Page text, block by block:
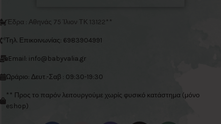
Έδρα : Αθηνάς 75 Ίλιον ΤΚ 13122**
Τηλ. Επικοινωνίας: 6983904991
Email: info@babyvalia.gr
Ωράριο: Δευτ.-Σαβ : 09:30-19:30
** Προς το παρόν λειτουργούμε χωρίς φυσικό κατάστημα (μόνο
eshop)